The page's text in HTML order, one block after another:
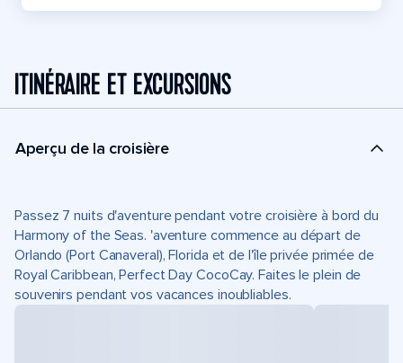
ITINÉRAIRE ET EXCURSIONS
Aperçu de la croisière
Passez 7 nuits d'aventure pendant votre croisière à bord du
Harmony of the Seas. 'aventure commence au départ de
Orlando (Port Canaveral), Florida et de l'île privée primée de
Royal Caribbean, Perfect Day CocoCay. Faites le plein de
souvenirs pendant vos vacances inoubliables.